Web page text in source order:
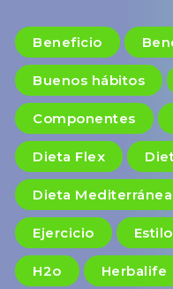
Beneficio
Buenos hábitos
Componentes
Dieta Flex
Dieta Mediterránea
Ejercicio
H2o Herbalife